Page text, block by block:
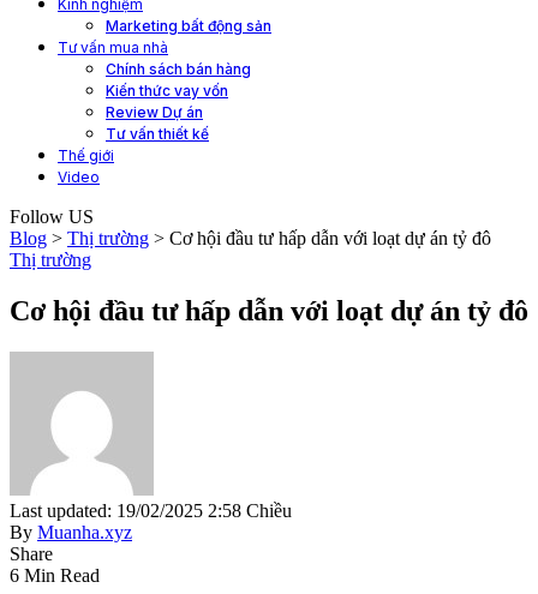
Kinh nghiệm
Marketing bất động sản
Tư vấn mua nhà
Chính sách bán hàng
Kiến thức vay vốn
Review Dự án
Tư vấn thiết kế
Thế giới
Video
Follow US
Blog > Thị trường > Cơ hội đầu tư hấp dẫn với loạt dự án tỷ đô
Thị trường
Cơ hội đầu tư hấp dẫn với loạt dự án tỷ đô
Last updated: 19/02/2025 2:58 Chiều
By Muanha.xyz
Share
6 Min Read